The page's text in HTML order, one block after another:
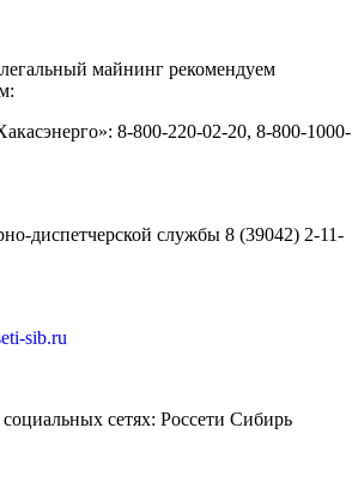
майнинг рекомендуем
8-800-220-02-20, 8-800-1000-
диспетчерской службы 8 (39042) 2-11-
sib.ru
сетях: Россети Сибирь